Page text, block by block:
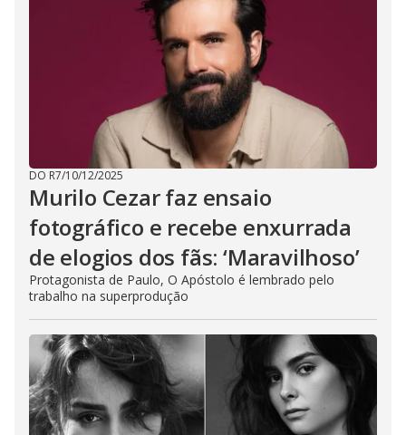
DO R7/10/12/2025
Murilo Cezar faz ensaio
fotográfico e recebe enxurrada
de elogios dos fãs: ‘Maravilhoso’
Protagonista de Paulo, O Apóstolo é lembrado pelo
trabalho na superprodução